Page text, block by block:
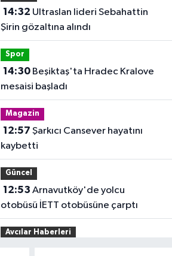
14:32
Şirin gözaltına alındı
Spor
14:30Beşiktaş'ta Hradec Kralove
mesaisi başladı
Magazin
12:57
kaybetti
Güncel
12:53
otobüsü İETT otobüsüne çarptı
Avcılar Haberleri